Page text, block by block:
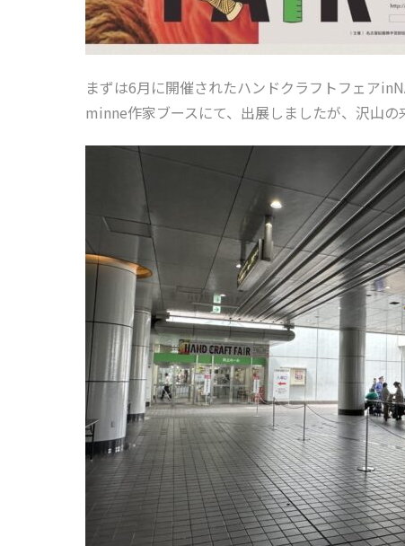
まずは6月に開催されたハンドクラフトフェア
minne作家ブースにて、出展しましたが、沢山の